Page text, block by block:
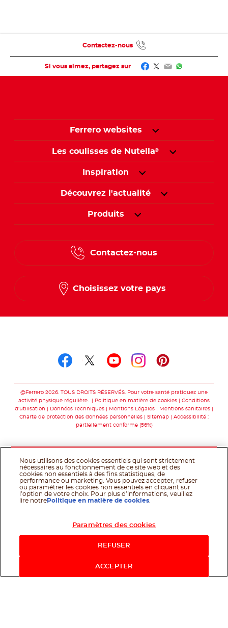
Si vous aimez, partagez sur Facebook
Twitter
EmailWhatsApp
Contactez-nous
Ferrero websites
Les coulisses de Nutella®
Inspiration
Découvrez l'actualité
Produits
Contactez-nous
Choisissez votre pays
@Ferrero 2026. TOUS DROITS RÉSERVÉS. Pour votre santé pratiquez une
activité physique régulière.
Politique en matière de cookies
Conditions
d'utilisation
Données Techniques Mentions Légales
Mentions sanitaires
Charte de protection des données personnelles
Sitemap
Accessibilité :
partiellement conforme (56%)
Nous utilisons des cookies essentiels qui sont strictement
nécessaires au fonctionnement de ce site web et des
cookies non essentiels à des fins statistiques, de
performance ou marketing. Vous pouvez accepter, refuser
ou paramétrer les cookies non essentiels en cliquant sur
l’option de votre choix. Pour plus d’informations, veuillez
lire notre Politique en matière de cookies
Paramètres des cookies
REFUSER
ACCEPTER